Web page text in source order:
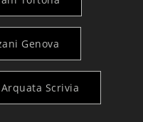
Genova
Scrivia